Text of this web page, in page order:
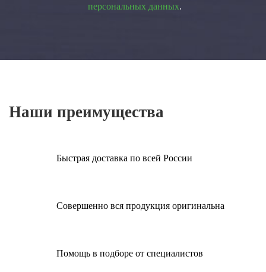
персональных данных.
Наши преимущества
Быстрая доставка по всей России
Совершенно вся продукция оригинальна
Помощь в подборе от специалистов